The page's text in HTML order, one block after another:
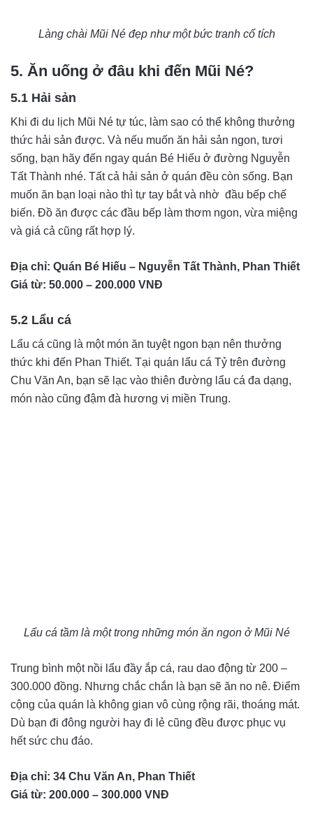
Làng chài Mũi Né đẹp như một bức tranh cổ tích
5. Ăn uống ở đâu khi đến Mũi Né?
5.1 Hải sản
Khi đi du lịch Mũi Né tự túc, làm sao có thể không thưởng
thức hải sản được. Và nếu muốn ăn hải sản ngon, tươi
sống, bạn hãy đến ngay quán Bé Hiếu ở đường Nguyễn
Tất Thành nhé. Tất cả hải sản ở quán đều còn sống. Bạn
muốn ăn bạn loại nào thì tự tay bắt và nhờ đầu bếp chế
biến. Đồ ăn được các đầu bếp làm thơm ngon, vừa miệng
và giá cả cũng rất hợp lý.
Địa chỉ: Quán Bé Hiếu – Nguyễn Tất Thành, Phan Thiết
Giá từ: 50.000 – 200.000 VNĐ
5.2 Lẩu cá
Lẩu cá cũng là một món ăn tuyệt ngon bạn nên thưởng
thức khi đến Phan Thiết. Tại quán lẩu cá Tỷ trên đường
Chu Văn An, bạn sẽ lạc vào thiên đường lẩu cá đa dạng,
món nào cũng đậm đà hương vị miền Trung.
Lẩu cá tầm là một trong những món ăn ngon ở Mũi Né
Trung bình một nồi lẩu đầy ắp cá, rau dao động từ 200 –
300.000 đồng. Nhưng chắc chắn là bạn sẽ ăn no nê. Điểm
cộng của quán là không gian vô cùng rộng rãi, thoáng mát.
Dù bạn đi đông người hay đi lẻ cũng đều được phục vụ
hết sức chu đáo.
Địa chỉ: 34 Chu Văn An, Phan Thiết
Giá từ: 200.000 – 300.000 VNĐ